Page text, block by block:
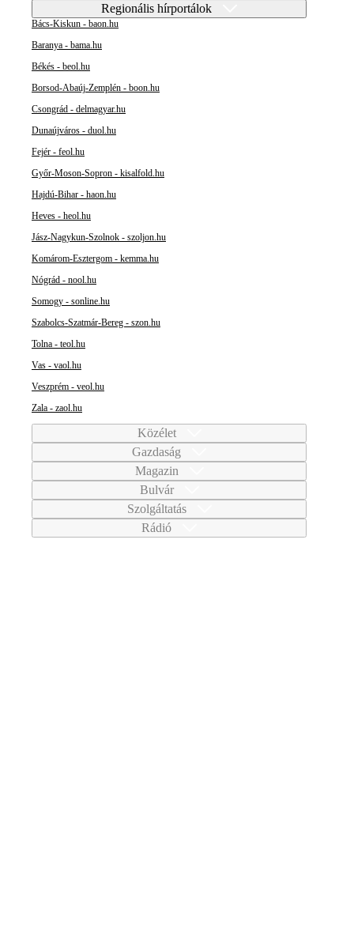
Regionális hírportálok
Bács-Kiskun - baon.hu
Baranya - bama.hu
Békés - beol.hu
Borsod-Abaúj-Zemplén - boon.hu
Csongrád - delmagyar.hu
Dunaújváros - duol.hu
Fejér - feol.hu
Győr-Moson-Sopron - kisalfold.hu
Hajdú-Bihar - haon.hu
Heves - heol.hu
Jász-Nagykun-Szolnok - szoljon.hu
Komárom-Esztergom - kemma.hu
Nógrád - nool.hu
Somogy - sonline.hu
Szabolcs-Szatmár-Bereg - szon.hu
Tolna - teol.hu
Vas - vaol.hu
Veszprém - veol.hu
Zala - zaol.hu
Közélet
Gazdaság
Magazin
Bulvár
Szolgáltatás
Rádió